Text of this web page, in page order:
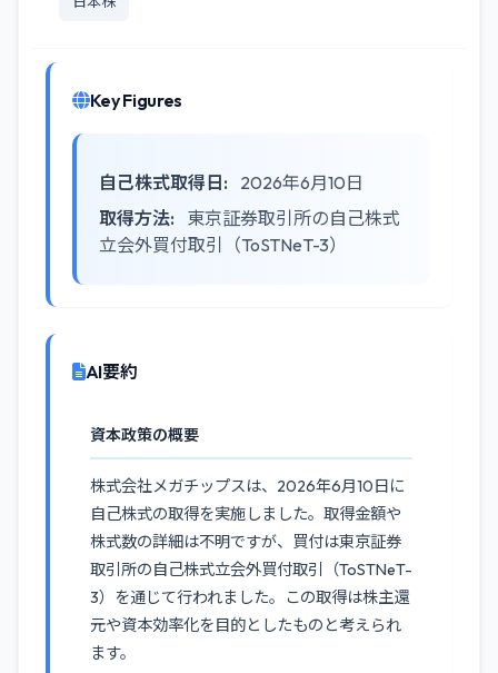
Key Figures
自己株式取得日:
2026年6月10日
取得方法:
東京証券取引所の自己株式
立会外買付取引（ToSTNeT-3）
AI要約
資本政策の概要
株式会社メガチップスは、2026年6月10日に
自己株式の取得を実施しました。取得金額や
株式数の詳細は不明ですが、買付は東京証券
取引所の自己株式立会外買付取引（ToSTNeT-
3）を通じて行われました。この取得は株主還
元や資本効率化を目的としたものと考えられ
ます。